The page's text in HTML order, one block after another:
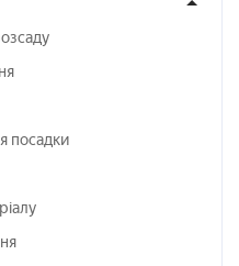
посадки